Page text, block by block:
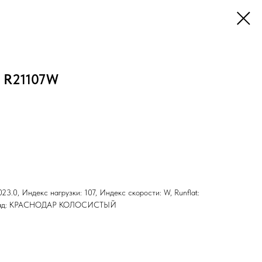
Индекс нагрузки: 107, Индекс скорости: W, Runflat:
КРАСНОДАР КОЛОСИСТЫЙ